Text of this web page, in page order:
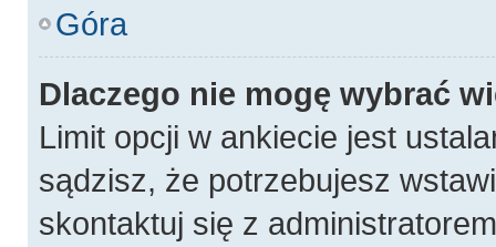
Góra
Dlaczego nie mogę wybrać
Limit opcji w ankiecie jest
sądzisz, że potrzebujesz
skontaktuj się z